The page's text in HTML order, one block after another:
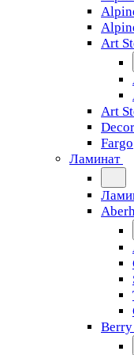
Art
Art
Fargo
Ламинат